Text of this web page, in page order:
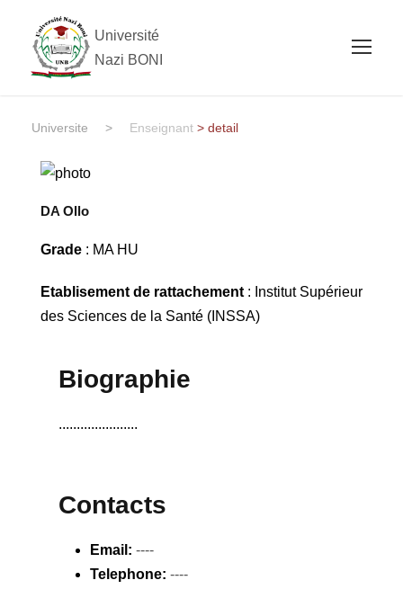
Université
Nazi BONI
Universite > Enseignant > detail
DA Ollo
Grade: MA HU
Etablisement de rattachement: Institut Supérieur
des Sciences de la Santé (INSSA)
Biographie
......................
Contacts
Email: ----
Telephone: ----